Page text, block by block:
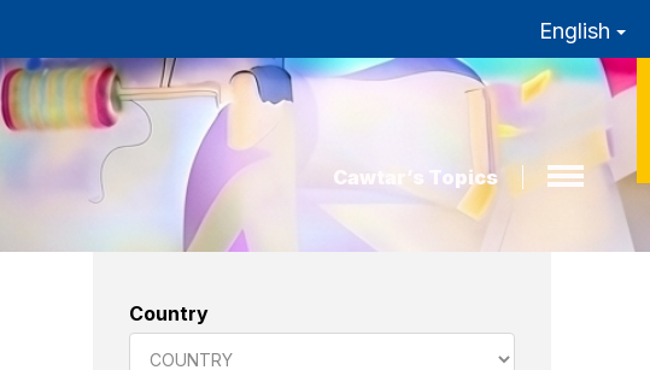
English
Cawtar’s Topics
Country